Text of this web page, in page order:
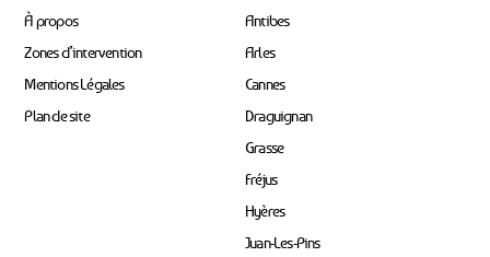
À propos
Zones d’intervention
Mentions Légales
Plan de site
Antibes
Arles
Cannes
Draguignan
Grasse
Fréjus
Hyères
Juan-Les-Pins